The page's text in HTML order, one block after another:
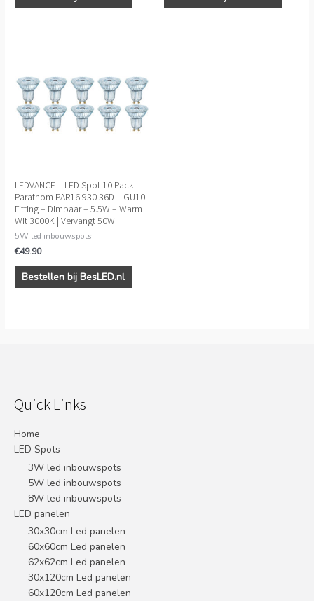
LEDVANCE – LED Spot 10 Pack –
Parathom PAR16 930 36D – GU10
Fitting – Dimbaar – 5.5W – Warm
Wit 3000K | Vervangt 50W
5W led inbouwspots
€49.90
Bestellen bij BesLED.nl
Quick Links
Home
LED Spots
3W led inbouwspots
5W led inbouwspots
8W led inbouwspots
LED panelen
30x30cm Led panelen
60x60cm Led panelen
62x62cm Led panelen
30x120cm Led panelen
60x120cm Led panelen